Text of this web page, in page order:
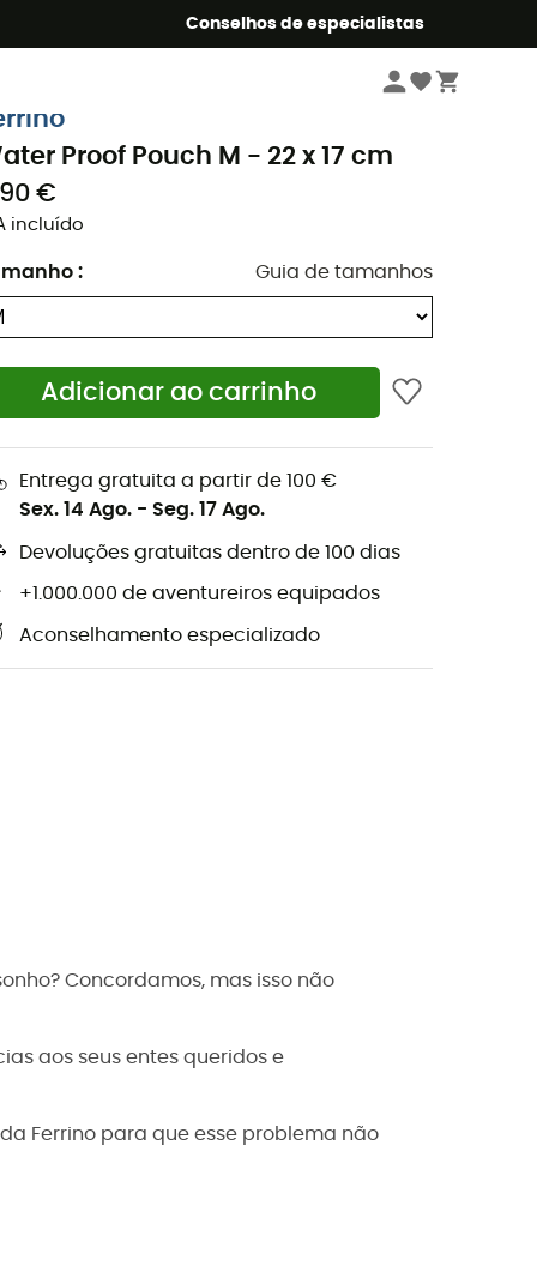
Conselhos de especialistas
Bolsas impermeáveis
Proof Pouch M - 22 x 17 cm
€
incluído
: Guia de tamanhos
Adicionar ao carrinho
Entrega gratuita a partir de 100 €
Sex. 14 Ago. - Seg. 17 Ago.
Devoluções gratuitas dentro de 100 dias
+1.000.000 de aventureiros equipados
Aconselhamento especializado
Concordamos, mas isso não
aos seus entes queridos e
da Ferrino para que esse problema não